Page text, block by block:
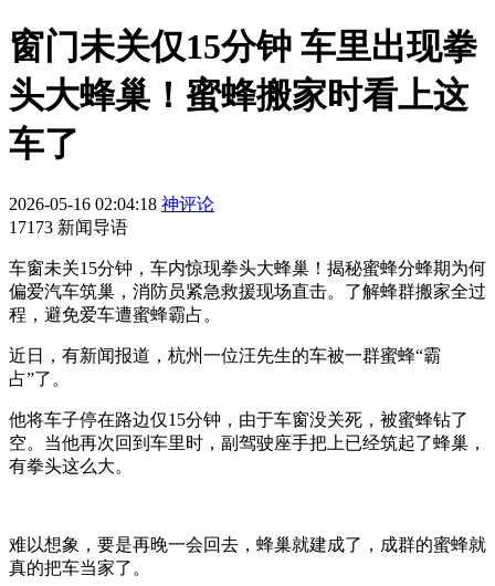
窗门未关仅15分钟 车里出现拳
头大蜂巢！蜜蜂搬家时看上这
车了
2026-05-16 02:04:18 神评论
17173 新闻导语
车窗未关15分钟，车内惊现拳头大蜂巢！揭秘蜜蜂分蜂期为何
偏爱汽车筑巢，消防员紧急救援现场直击。了解蜂群搬家全过
程，避免爱车遭蜜蜂霸占。
近日，有新闻报道，杭州一位汪先生的车被一群蜜蜂“霸
占”了。
他将车子停在路边仅15分钟，由于车窗没关死，被蜜蜂钻了
空。当他再次回到车里时，副驾驶座手把上已经筑起了蜂巢，
有拳头这么大。
难以想象，要是再晚一会回去，蜂巢就建成了，成群的蜜蜂就
真的把车当家了。